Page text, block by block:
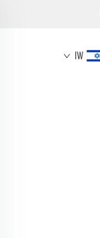
IW